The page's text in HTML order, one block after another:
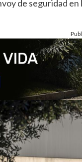
de seguridad